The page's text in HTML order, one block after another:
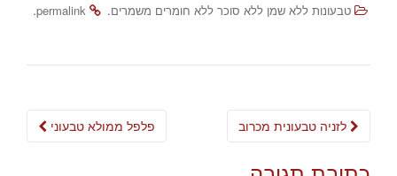
טבעונות ללא שמן ללא סוכר ללא חומרים משמרים.
permalink
.
Post
פלפל ממולא טבעוני